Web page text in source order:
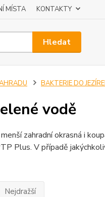
MÍSTA KONTAKTY
Hledat
BAKTERIE DO
vodě
zahradní okrasná i
Plus. V případě
Nejdražší